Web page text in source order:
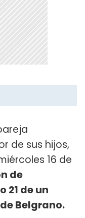
de sus hijos,
16 de
de
21 de un
Belgrano.